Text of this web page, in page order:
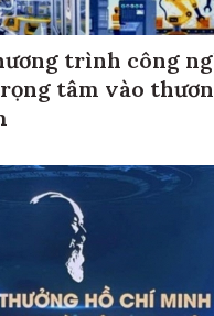
trình công
tâm vào